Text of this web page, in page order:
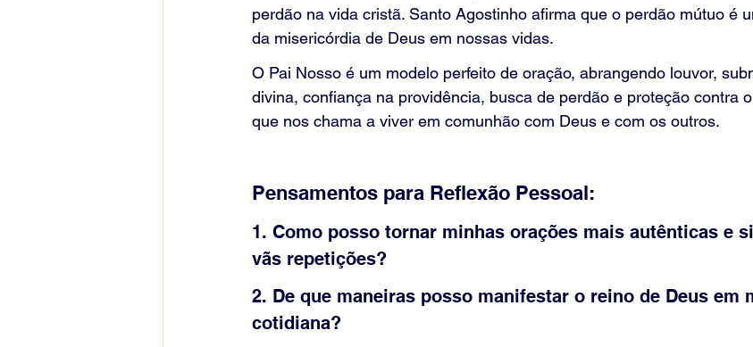
perdão na vida cristã. Santo Agostinho afirma que o perdão mútuo é
da misericórdia de Deus em nossas vidas.
O Pai Nosso é um modelo perfeito de oração, abrangendo louvor,
divina, confiança na providência, busca de perdão e proteção contra
que nos chama a viver em comunhão com Deus e com os outros.
Pensamentos para Reflexão Pessoal:
1. Como posso tornar minhas orações mais autênticas e
vãs repetições?
2. De que maneiras posso manifestar o reino de Deus em
cotidiana?